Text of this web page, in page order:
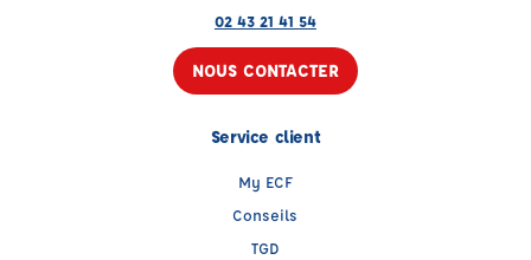
02 43 21 41 54
NOUS CONTACTER
Service client
My ECF
Conseils
TGD